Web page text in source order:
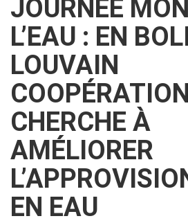
JOURNÉE
L’EAU : EN
LOUVAIN
COOPÉRATION
CHERCHE À
AMÉLIORER
EN EAU